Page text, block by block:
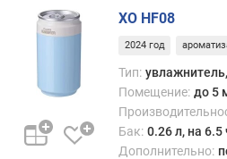
и
я
к
о
л
XO HF08
2024 год
Тип:
Помещение: до 5
Бак: 0.26 л, на
Дополнительно: